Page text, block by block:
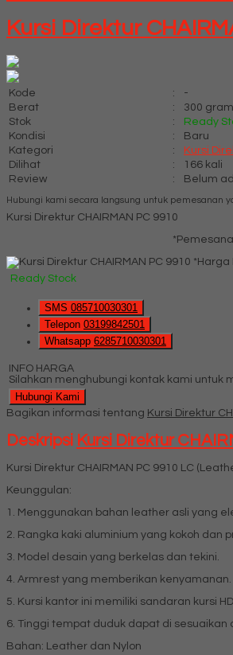
Kursi Direktur
Kode :
-
Berat
:
300 gram
Stok
:
Ready
Kondisi
:
Baru
Kategori
:
Kursi
Dilihat
:
166 kali
Review
: Belum
Hubungi kami secara langsung untuk pemesanan
Kursi Direktur CHAIRMAN PC 9910
*Harga
Ready Stock
SMS 085710030301
Telepon 03199842501
Whatsapp 6285710030301
INFO HARGA
Silahkan menghubungi kontak kami untuk
Hubungi Kami
Bagikan informasi tentang Kursi Direktur
Deskripsi Kursi Direktur
Kursi Direktur CHAIRMAN PC 9910 LC
Keunggulan:
1. Menggunakan bahan leather asli yang
2. Rangka kaki aluminium yang kokoh dan
3. Model desain yang berkelas dan tekini.
4. Armrest yang memberikan kenyamanan.
5. Kursi kantor ini memiliki sandaran kursi
6. Tinggi tempat duduk dapat di
Bahan: Leather dan Nylon